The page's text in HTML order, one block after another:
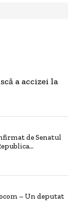
a accizei la
de Senatul
– Un deputat